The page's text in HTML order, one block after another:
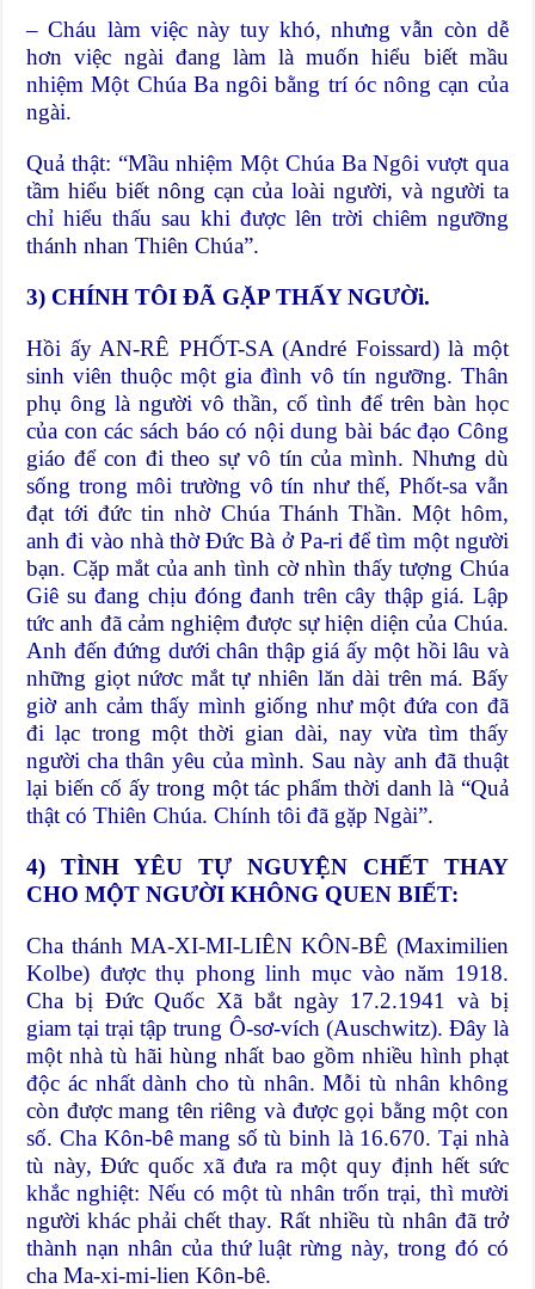
– Cháu làm việc này tuy khó, nhưng vẫn còn dễ
hơn việc ngài đang làm là muốn hiểu biết mầu
nhiệm Một Chúa Ba ngôi bằng trí óc nông cạn của
ngài.
Quả thật: “Mầu nhiệm Một Chúa Ba Ngôi vượt qua
tầm hiểu biết nông cạn của loài người, và người ta
chỉ hiểu thấu sau khi được lên trời chiêm ngưỡng
thánh nhan Thiên Chúa”.
3) CHÍNH TÔI ĐÃ GẶP THẤY NGƯỜi.
Hồi ấy AN-RÊ PHỐT-SA (André Foissard) là một
sinh viên thuộc một gia đình vô tín ngưỡng. Thân
phụ ông là người vô thần, cố tình để trên bàn học
của con các sách báo có nội dung bài bác đạo Công
giáo để con đi theo sự vô tín của mình. Nhưng dù
sống trong môi trường vô tín như thế, Phốt-sa vẫn
đạt tới đức tin nhờ Chúa Thánh Thần. Một hôm,
anh đi vào nhà thờ Đức Bà ở Pa-ri để tìm một người
bạn. Cặp mắt của anh tình cờ nhìn thấy tượng Chúa
Giê su đang chịu đóng đanh trên cây thập giá. Lập
tức anh đã cảm nghiệm được sự hiện diện của Chúa.
Anh đến đứng dưới chân thập giá ấy một hồi lâu và
những giọt nứơc mắt tự nhiên lăn dài trên má. Bấy
giờ anh cảm thấy mình giống như một đứa con đã
đi lạc trong một thời gian dài, nay vừa tìm thấy
người cha thân yêu của mình. Sau này anh đã thuật
lại biến cố ấy trong một tác phẩm thời danh là “Quả
thật có Thiên Chúa. Chính tôi đã gặp Ngài”.
4)TÌNH YÊU TỰ NGUYỆN CHẾT THAY
CHO MỘT NGƯỜI KHÔNG QUEN BIẾT:
Cha thánh MA-XI-MI-LIÊN KÔN-BÊ (Maximilien
Kolbe) được thụ phong linh mục vào năm 1918.
Cha bị Đức Quốc Xã bắt ngày 17.2.1941 và bị
giam tại trại tập trung Ô-sơ-vích (Auschwitz). Đây là
một nhà tù hãi hùng nhất bao gồm nhiều hình phạt
độc ác nhất dành cho tù nhân. Mỗi tù nhân không
còn được mang tên riêng và được gọi bằng một con
số. Cha Kôn-bê mang số tù binh là 16.670. Tại nhà
tù này, Đức quốc xã đưa ra một quy định hết sức
khắc nghiệt: Nếu có một tù nhân trốn trại, thì mười
người khác phải chết thay. Rất nhiều tù nhân đã trở
thành nạn nhân của thứ luật rừng này, trong đó có
cha Ma-xi-mi-lien Kôn-bê.